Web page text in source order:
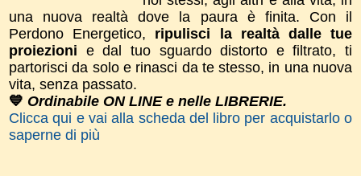
una nuova realtà dove la paura è finita. ​Con il
Perdono Energetico, ripulisci la realtà dalle tue
proiezioni e dal tuo sguardo distorto e filtrato, ti
partorisci da solo e rinasci da te stesso, in una nuova
vita, senza passato.
💙 Ordinabile ON LINE e nelle LIBRERIE.
Clicca qui e vai alla scheda del libro per acquistarlo o
saperne di più